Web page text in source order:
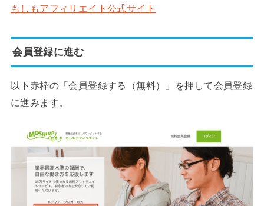
もしもアフィリエイト公式サイト
会員登録に進む
以下赤枠の「会員登録する（無料）」を押して会員登録
に進みます。